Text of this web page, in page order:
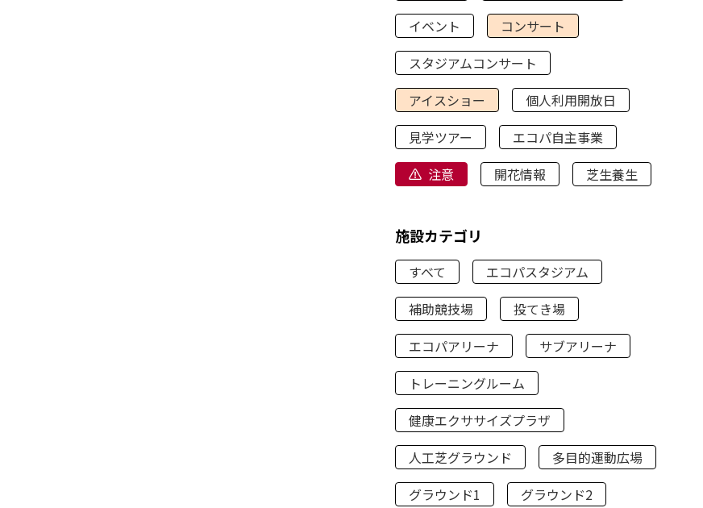
イベント
コンサート
スタジアムコンサート
アイスショー
個人利用開放日
見学ツアー
エコパ自主事業
注意
開花情報 芝生養生
施設カテゴリ
すべて
エコパスタジアム
補助競技場
投てき場
エコパアリーナ
サブアリーナ
トレーニングルーム
健康エクササイズプラザ
人工芝グラウンド
多目的運動広場
グラウンド1
グラウンド2